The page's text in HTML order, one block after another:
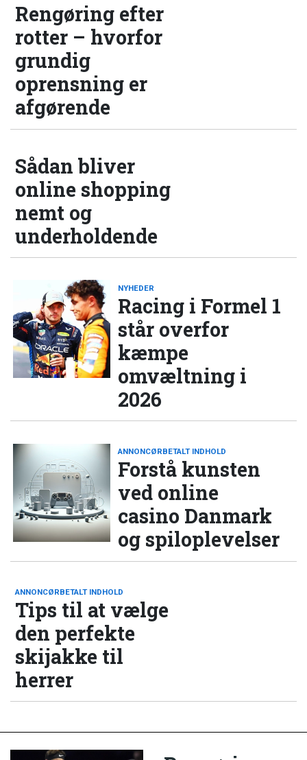
Rengøring efter
rotter – hvorfor
grundig
oprensning er
afgørende
Sådan bliver
online shopping
nemt og
underholdende
NYHEDER
Racing i Formel 1
står overfor
kæmpe
omvæltning i
2026
ANNONCØRBETALT INDHOLD
Forstå kunsten
ved online
casino Danmark
og spiloplevelser
ANNONCØRBETALT INDHOLD
Tips til at vælge
den perfekte
skijakke til
herrer